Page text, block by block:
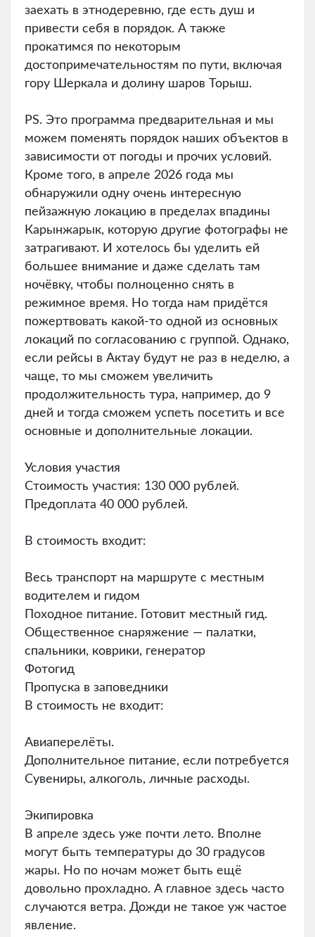
заехать в этнодеревню, где есть душ и
привести себя в порядок. А также
прокатимся по некоторым
достопримечательностям по пути, включая
гору Шеркала и долину шаров Торыш.
PS. Это программа предварительная и мы
можем поменять порядок наших объектов в
зависимости от погоды и прочих условий.
Кроме того, в апреле 2026 года мы
обнаружили одну очень интересную
пейзажную локацию в пределах впадины
Карынжарык, которую другие фотографы не
затрагивают. И хотелось бы уделить ей
большее внимание и даже сделать там
ночёвку, чтобы полноценно снять в
режимное время. Но тогда нам придётся
пожертвовать какой-то одной из основных
локаций по согласованию с группой. Однако,
если рейсы в Актау будут не раз в неделю, а
чаще, то мы сможем увеличить
продолжительность тура, например, до 9
дней и тогда сможем успеть посетить и все
основные и дополнительные локации.
Условия участия
Стоимость участия: 130 000 рублей.
Предоплата 40 000 рублей.
В стоимость входит:
Весь транспорт на маршруте с местным
водителем и гидом
Походное питание. Готовит местный гид.
Общественное снаряжение — палатки,
спальники, коврики, генератор
Фотогид
Пропуска в заповедники
В стоимость не входит:
Авиаперелёты.
Дополнительное питание, если потребуется
Сувениры, алкоголь, личные расходы.
Экипировка
В апреле здесь уже почти лето. Вполне
могут быть температуры до 30 градусов
жары. Но по ночам может быть ещё
довольно прохладно. А главное здесь часто
случаются ветра. Дожди не такое уж частое
явление.